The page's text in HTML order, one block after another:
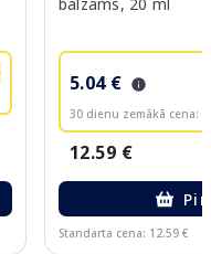
5.04 €
30 dienu zemākā cena:
12.59 €
Standarta cena: 12.59 €